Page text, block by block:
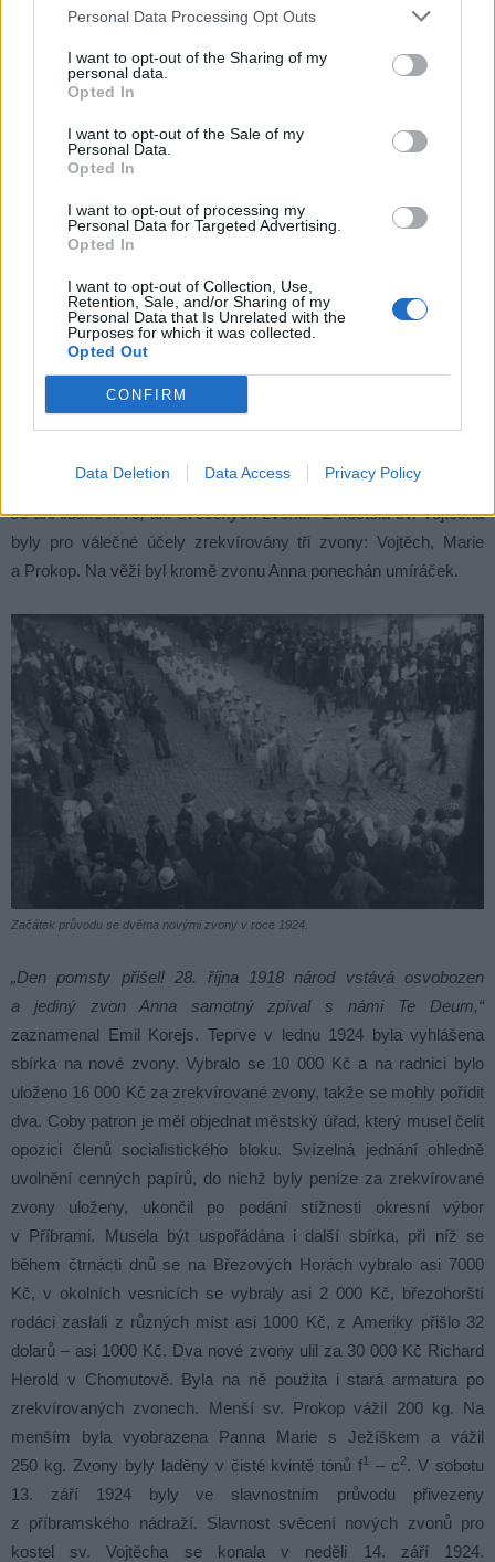
Personal Data Processing Opt Outs
I want to opt-out of the Sharing of my
personal data.
Opted In
I want to opt-out of the Sale of my
Personal Data.
Opted In
I want to opt-out of processing my
Personal Data for Targeted Advertising.
Opted In
I want to opt-out of Collection, Use,
Retention, Sale, and/or Sharing of my
Personal Data that Is Unrelated with the
Purposes for which it was collected.
Opted Out
CONFIRM
Data Deletion Data Access Privacy Policy
z věže. Byli jsme hrdými na naše zvony, neboť takových nemělo
celé daleké okolí.“
1889, od tohoto dne se v něm konaly pravidelné bohoslužby. Dne
21. září 1890 kostel vysvětil arcibiskup František de Paula hrabě
cymbály a zvon umíráček.
O vigilii slavnosti sv. Václava 1916 přijela na Březové Hory rota
vojáků s kladivy, dláty a vrkadly.„Zvony se rozezvučely. Proč
zvoní? Ne pro oslavu Boha? Ne! Vždyť všichni pláčeme. Zvony
se po delším vzdorování sten – a kus po kuse odpadával z jejich
těl. Ve dnech 27. až 27. září zvony rozbili. Jejich hlas dozněl
Boha o pomstu. Rakouský militarismus a válečný moloch nebál
se ani lidské krve, ani svěcených zvonů.“Z kostela sv. Vojtěcha
byly pro válečné účely zrekvírovány tři zvony: Vojtěch, Marie
a Prokop. Na věži byl kromě zvonu Anna ponechán umíráček.
Začátek průvodu se dvěma novými zvony v roce 1924.
„Den pomsty přišel! 28. října 1918 národ vstává osvobozen
a jediný zvon Anna samotný zpíval s námi Te Deum,“
zaznamenal Emil Korejs. Teprve v lednu 1924 byla vyhlášena
sbírka na nové zvony. Vybralo se 10 000 Kč a na radnici bylo
uloženo 16 000 Kč za zrekvírované zvony, takže se mohly pořídit
dva. Coby patron je měl objednat městský úřad, který musel čelit
opozici členů socialistického bloku. Svízelná jednání ohledně
uvolnění cenných papírů, do nichž byly peníze za zrekvírované
zvony uloženy, ukončil po podání stížnosti okresní výbor
v Příbrami. Musela být uspořádána i další sbírka, při níž se
během čtrnácti dnů se na Březových Horách vybralo asi 7000
Kč, v okolních vesnicích se vybraly asi 2 000 Kč, březohorští
rodáci zaslali z různých míst asi 1000 Kč, z Ameriky přišlo 32
dolarů – asi 1000 Kč. Dva nové zvony ulil za 30 000 Kč Richard
Herold v Chomutově. Byla na ně použita i stará armatura po
zrekvírovaných zvonech. Menší sv. Prokop vážil 200 kg. Na
menším byla vyobrazena Panna Marie s Ježíškem a vážil
250 kg. Zvony byly laděny v čisté kvintě tónů f1 – c2. V sobotu
13. září 1924 byly ve slavnostním průvodu přivezeny
z příbramského nádraží. Slavnost svěcení nových zvonů pro
kostel sv. Vojtěcha se konala v neděli 14. září 1924.